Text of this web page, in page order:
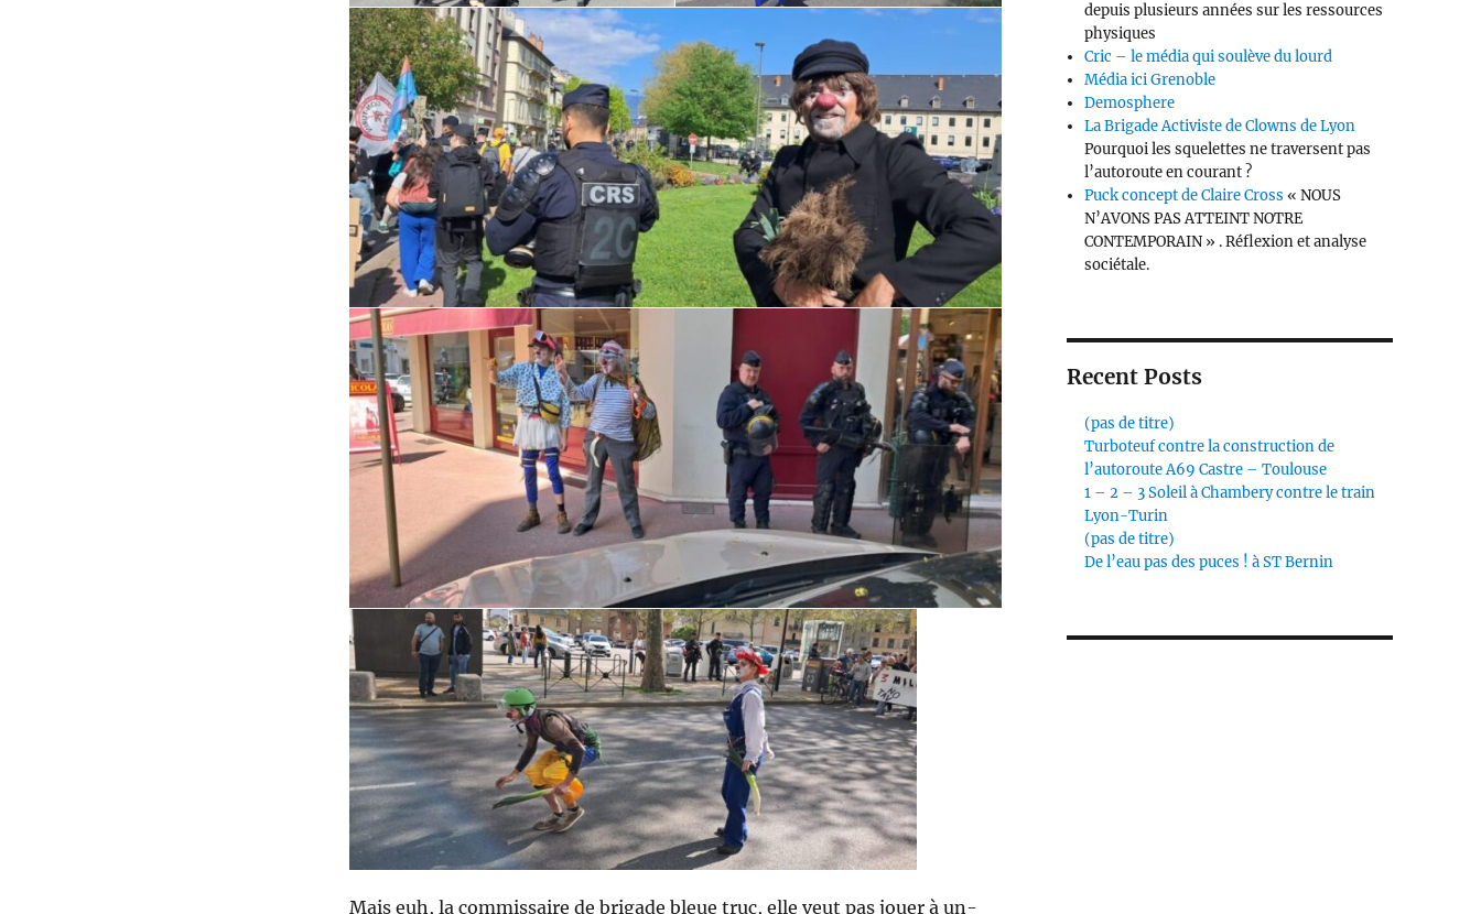
Mais euh, la commissaire de brigade bleue truc, elle veut pas jouer à un-
depuis plusieurs années sur les ressources
physiques
Cric – le média qui soulève du lourd
Média ici Grenoble
Demosphere
La Brigade Activiste de Clowns de Lyon
Pourquoi les squelettes ne traversent pas
l’autoroute en courant ?
Puck concept de Claire Cross « NOUS
N’AVONS PAS ATTEINT NOTRE
CONTEMPORAIN » . Réflexion et analyse
sociétale.
Recent Posts
(pas de titre)
Turboteuf contre la construction de
l’autoroute A69 Castre – Toulouse
1 – 2 – 3 Soleil à Chambery contre le train
Lyon-Turin
(pas de titre)
De l’eau pas des puces ! à ST Bernin